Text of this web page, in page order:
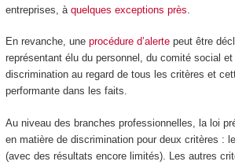
entreprises, à quelques exceptions près
En revanche, une procédure d’alertepeut être
représentant élu du personnel, du comité social
discrimination au regard de tous les critères et
performante dans les faits.
Au niveau des branches professionnelles, la loi
en matière de discrimination pour deux critères :
(avec des résultats encore limités). Les autres